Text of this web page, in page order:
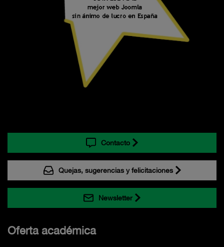
Contacto
Quejas, sugerencias y felicitaciones
Newsletter
Oferta académica